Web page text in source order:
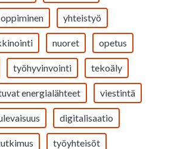
oppiminen yhteistyö
nuoret opetus
työhyvinvointi tekoäly
energialähteet viestintä
digitalisaatio
työyhteisöt